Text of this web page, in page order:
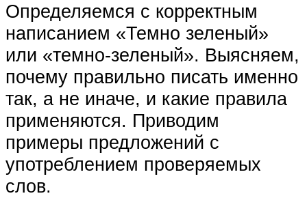
Определяемся с корректным
написанием «Темно зеленый»
или «темно-зеленый». Выясняем,
почему правильно писать именно
так, а не иначе, и какие правила
применяются. Приводим
примеры предложений с
употреблением проверяемых
слов.